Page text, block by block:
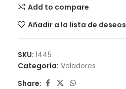
Add to compare
Añadir a la lista de deseos
SKU: 1445
Categoría: Voladores
Share: